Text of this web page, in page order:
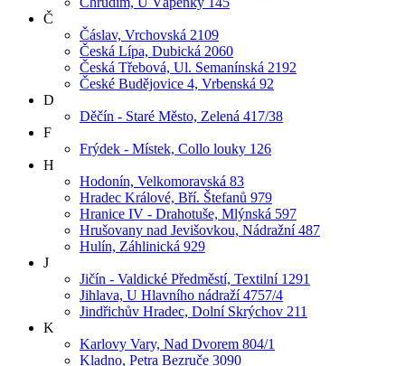
Č
Čáslav, Vrchovská 2109
Česká Lípa, Dubická 2060
Česká Třebová, Ul. Semanínská 2192
České Budějovice 4, Vrbenská 92
D
Děčín - Staré Město, Zelená 417/38
F
Frýdek - Místek, Collo louky 126
H
Hodonín, Velkomoravská 83
Hradec Králové, Bří. Štefanů 979
Hranice IV - Drahotuše, Mlýnská 597
Hrušovany nad Jevišovkou, Nádražní 487
Hulín, Záhlinická 929
J
Jičín - Valdické Předměstí, Textilní 1291
Jihlava, U Hlavního nádraží 4757/4
Jindřichův Hradec, Dolní Skrýchov 211
K
Karlovy Vary, Nad Dvorem 804/1
Kladno, Petra Bezruče 3090